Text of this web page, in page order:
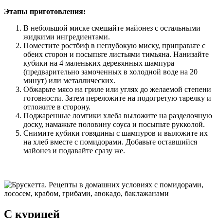
Этапы приготовления:
В небольшой миске смешайте майонез с остальными
жидкими ингредиентами.
Поместите ростбиф в неглубокую миску, приправьте с
обеих сторон и посыпьте листьями тимьяна. Нанизайте
кубики на 4 маленьких деревянных шампура
(предварительно замоченных в холодной воде на 20
минут) или металлических.
Обжарьте мясо на гриле или углях до желаемой степени
готовности. Затем переложите на подогретую тарелку и
отложите в сторону.
Поджаренные ломтики хлеба выложите на разделочную
доску, намажьте половину соуса и посыпьте рукколой.
Снимите кубики говядины с шампуров и выложите их
на хлеб вместе с помидорами. Добавьте оставшийся
майонез и подавайте сразу же.
С курицей